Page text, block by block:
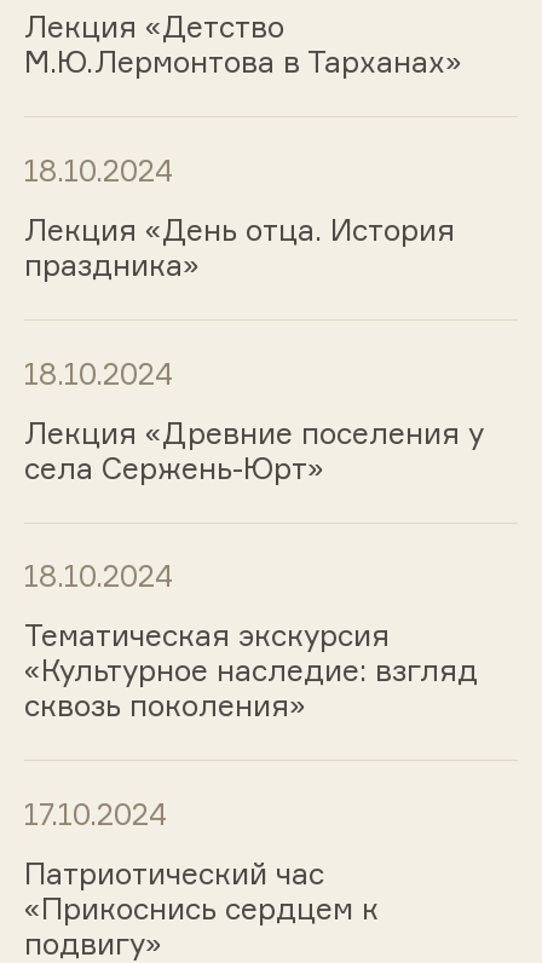
Лекция «Детство
М.Ю.Лермонтова в Тарханах»
18.10.2024
Лекция «День отца. История
праздника»
18.10.2024
Лекция «Древние поселения у
села Сержень-Юрт»
18.10.2024
Тематическая экскурсия
«Культурное наследие: взгляд
сквозь поколения»
17.10.2024
Патриотический час
«Прикоснись сердцем к
подвигу»